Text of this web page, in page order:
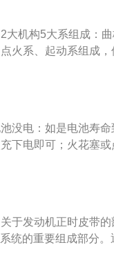
摩擦转为滑动摩擦，
系统有问题，可能油
好检查一下，然后排
行维修。10、飞软齿
现异响的原因也有很
修理厂或者4s店请专
大机构5大系组成：曲
火系、起动系组成，
、水泵、散热器、风
发动机润滑系由机油
塞及油尺等组成。
没电：如是电池寿命
下电即可；火花塞或
，打不着火；挡位不
解决方案：使用预备
公司寻求救援。
于发动机正时皮带的
统的重要组成部分。
的准确。用途：正时